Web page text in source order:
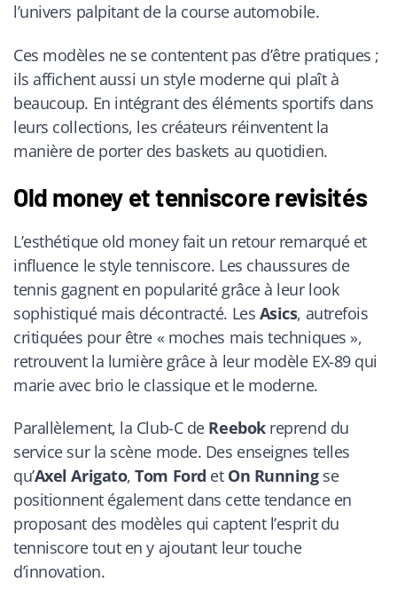
l’univers palpitant de la course automobile.
Ces modèles ne se contentent pas d’être pratiques ;
ils affichent aussi un style moderne qui plaît à
beaucoup. En intégrant des éléments sportifs dans
leurs collections, les créateurs réinventent la
manière de porter des baskets au quotidien.
Old money et tenniscore revisités
L’esthétique old money fait un retour remarqué et
influence le style tenniscore. Les chaussures de
tennis gagnent en popularité grâce à leur look
sophistiqué mais décontracté. Les Asics, autrefois
critiquées pour être « moches mais techniques »,
retrouvent la lumière grâce à leur modèle EX-89 qui
marie avec brio le classique et le moderne.
Parallèlement, la Club-C de Reebokreprend du
service sur la scène mode. Des enseignes telles
qu’Axel Arigato,Tom Ford et On Runningse
positionnent également dans cette tendance en
proposant des modèles qui captent l’esprit du
tenniscore tout en y ajoutant leur touche
d’innovation.